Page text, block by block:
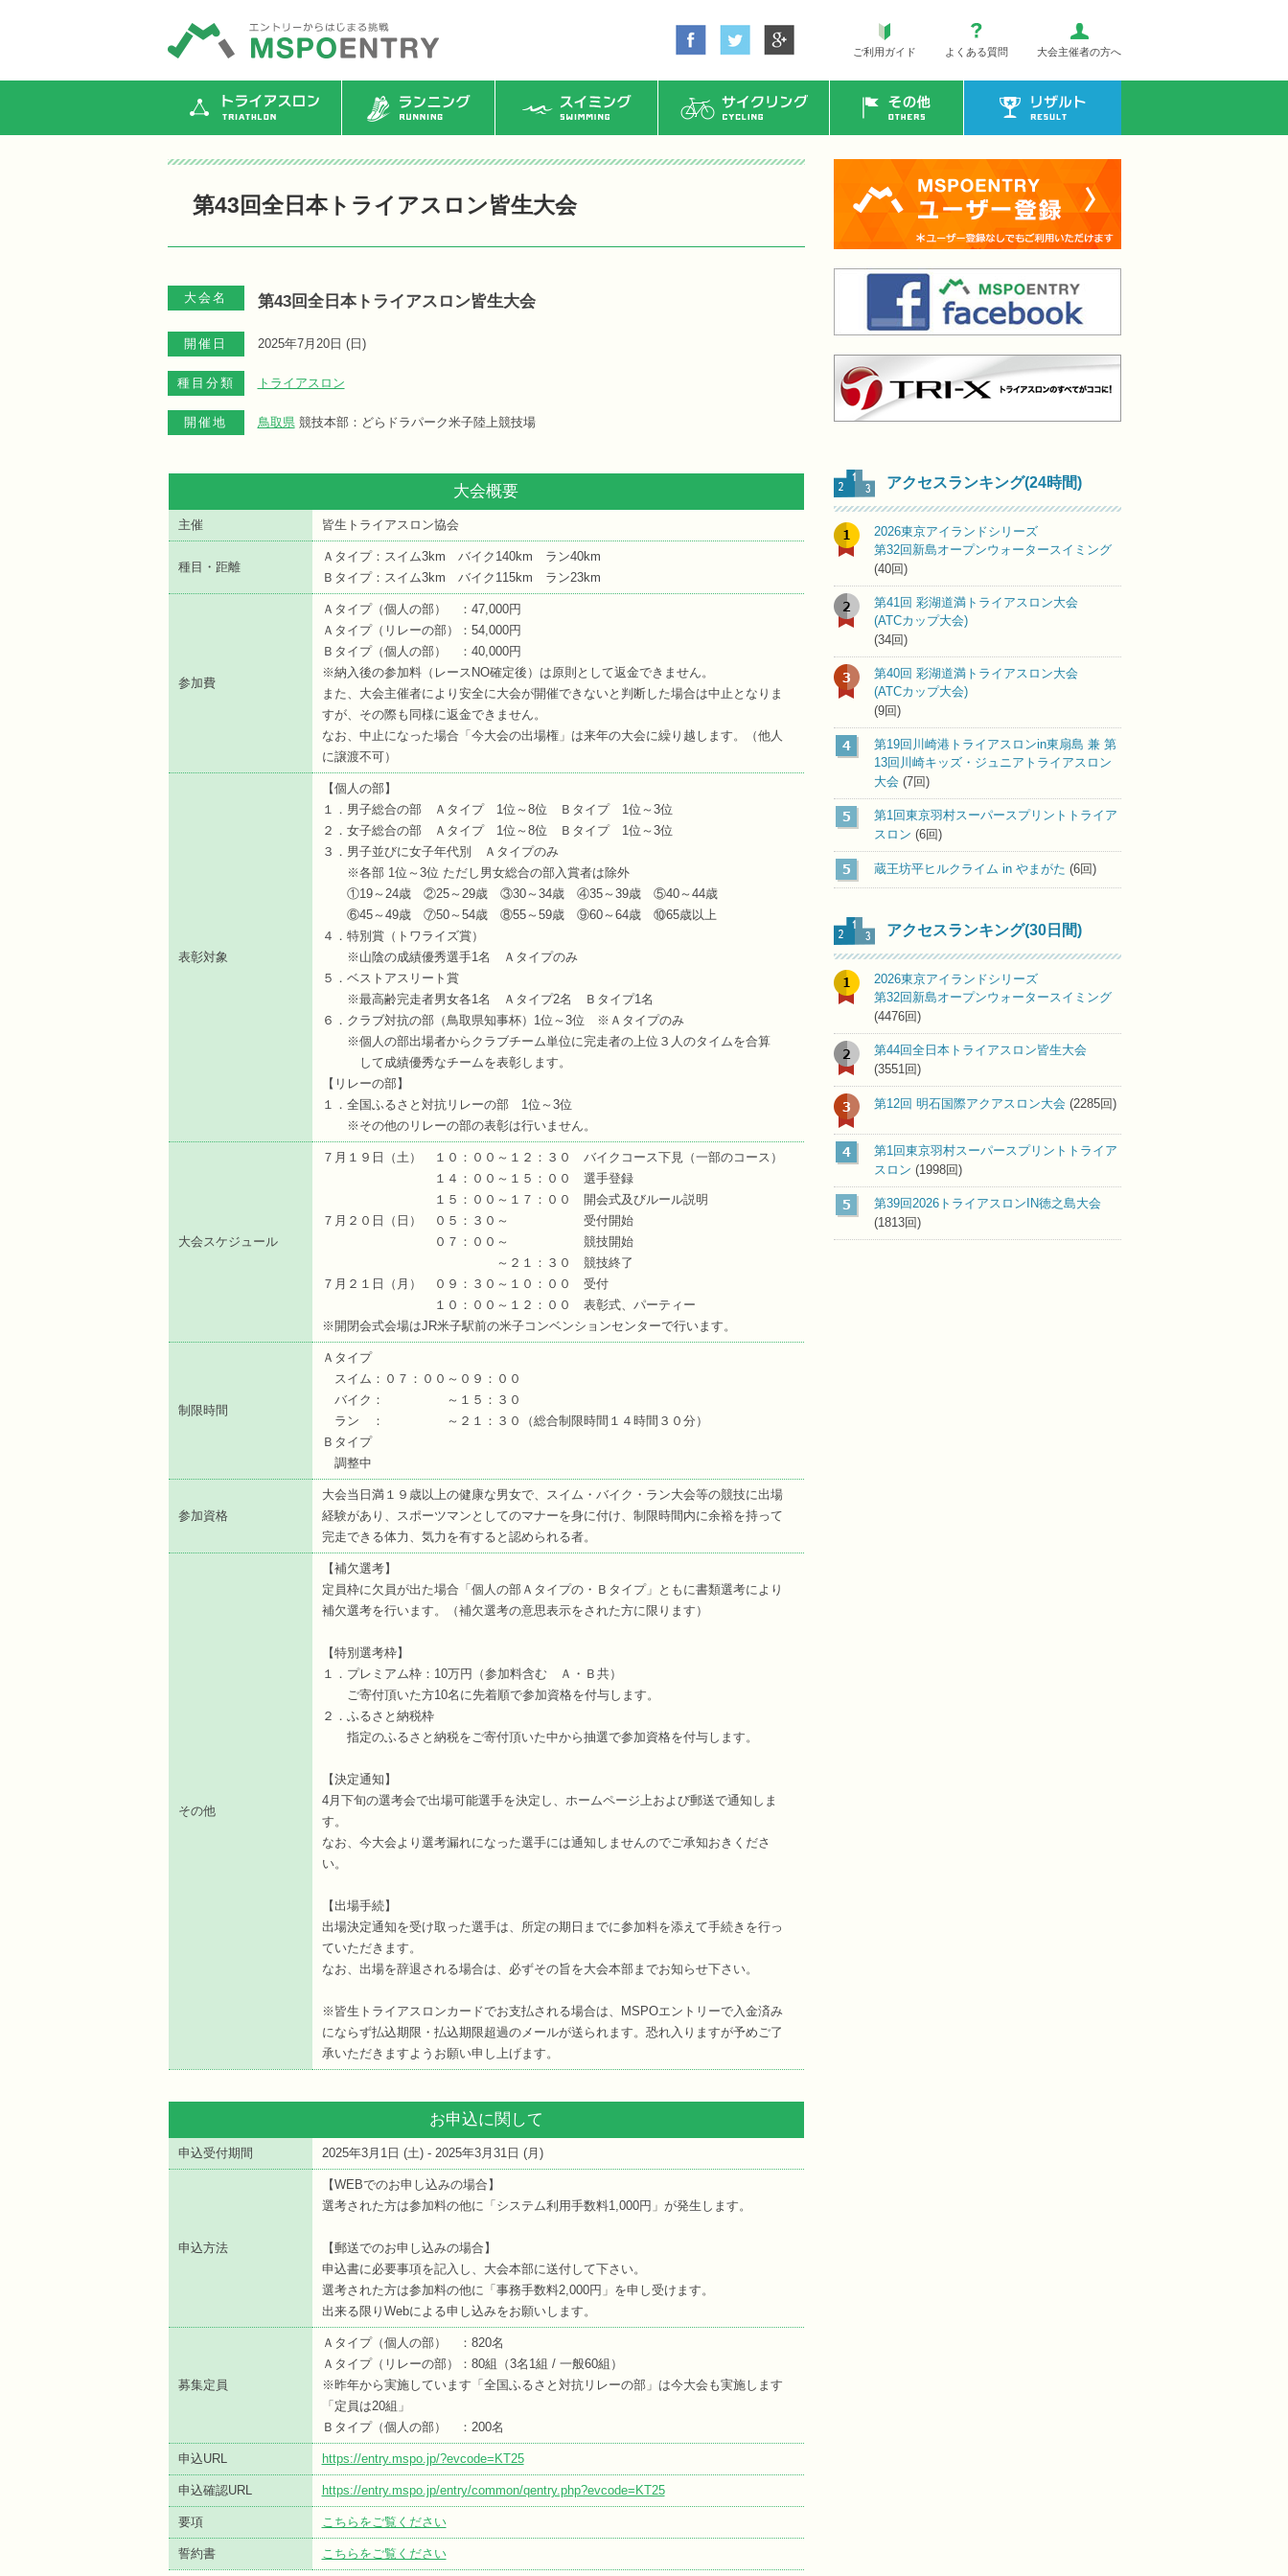
ご利用ガイド よくある質問 大会主催者の方へ
トライアスロン ランニング スイミング サイクリング その他 リザルト
第43回全日本トライアスロン皆生大会
大会名 第43回全日本トライアスロン皆生大会
開催日 2025年7月20日 (日 )
種目分類 トライアスロン
開催地 鳥取県競技本部：どらドラパーク米子陸上競技場
大会概要
主催 皆生トライアスロン協会
種目・距離
Ａタイプ：スイム3km バイク140km ラン40km
Ｂタイプ：スイム3km バイク115km ラン23km
参加費
Ａタイプ（個人の部） ：47,000円
Ａタイプ（リレーの部）：54,000円
Ｂタイプ（個人の部） ：40,000円
※納入後の参加料（レースNO確定後）は原則として返金できません。
また、大会主催者により安全に大会が開催できないと判断した場合は中止となりま
すが、その際も同様に返金できません。
なお、中止になった場合「今大会の出場権」は来年の大会に繰り越します。（他人
に譲渡不可）
表彰対象
【個人の部】
１．男子総合の部 Ａタイプ 1位～8位 Ｂタイプ 1位～3位
２．女子総合の部 Ａタイプ 1位～8位 Ｂタイプ 1位～3位
３．男子並びに女子年代別 Ａタイプのみ
※各部 1位～3位 ただし男女総合の部入賞者は除外
①19～24歳 ②25～29歳 ③30～34歳 ④35～39歳 ⑤40～44歳
⑥45～49歳 ⑦50～54歳 ⑧55～59歳 ⑨60～64歳 ⑩65歳以上
４．特別賞（トワライズ賞）
※山陰の成績優秀選手1名 Ａタイプのみ
５．ベストアスリート賞
※最高齢完走者男女各1名 Ａタイプ2名 Ｂタイプ1名
６．クラブ対抗の部（鳥取県知事杯）1位～3位 ※Ａタイプのみ
※個人の部出場者からクラブチーム単位に完走者の上位３人のタイムを合算
して成績優秀なチームを表彰します。
【リレーの部】
１．全国ふるさと対抗リレーの部 1位～3位
※その他のリレーの部の表彰は行いません。
大会スケジュール
７月１９日（土） １０：００～１２：３０ バイクコース下見（一部のコース）
１４：００～１５：００ 選手登録
１５：００～１７：００ 開会式及びルール説明
７月２０日（日） ０５：３０～ 受付開始
０７：００～ 競技開始
～２１：３０ 競技終了
７月２１日（月） ０９：３０～１０：００ 受付
１０：００～１２：００ 表彰式、パーティー
※開閉会式会場はJR米子駅前の米子コンベンションセンターで行います。
制限時間
Ａタイプ
スイム：０７：００～０９：００
バイク： ～１５：３０
ラン ： ～２１：３０（総合制限時間１４時間３０分）
Ｂタイプ
調整中
参加資格
大会当日満１９歳以上の健康な男女で、スイム・バイク・ラン大会等の競技に出場
経験があり、スポーツマンとしてのマナーを身に付け、制限時間内に余裕を持って
完走できる体力、気力を有すると認められる者。
その他
【補欠選考】
定員枠に欠員が出た場合「個人の部Ａタイプの・Ｂタイプ」ともに書類選考により
補欠選考を行います。（補欠選考の意思表示をされた方に限ります）
【特別選考枠】
１．プレミアム枠：10万円（参加料含む Ａ・Ｂ共）
ご寄付頂いた方10名に先着順で参加資格を付与します。
２．ふるさと納税枠
指定のふるさと納税をご寄付頂いた中から抽選で参加資格を付与します。
【決定通知】
4月下旬の選考会で出場可能選手を決定し、ホームページ上および郵送で通知しま
す。
なお、今大会より選考漏れになった選手には通知しませんのでご承知おきくださ
い。
【出場手続】
出場決定通知を受け取った選手は、所定の期日までに参加料を添えて手続きを行っ
ていただきます。
なお、出場を辞退される場合は、必ずその旨を大会本部までお知らせ下さい。
※皆生トライアスロンカードでお支払される場合は、MSPOエントリーで入金済み
にならず払込期限・払込期限超過のメールが送られます。恐れ入りますが予めご了
承いただきますようお願い申し上げます。
お申込に関して
申込受付期間 2025年3月1日 (土) - 2025年3月31日 (月 )
申込方法
【WEBでのお申し込みの場合】
選考された方は参加料の他に「システム利用手数料1,000円」が発生します。
【郵送でのお申し込みの場合】
申込書に必要事項を記入し、大会本部に送付して下さい。
選考された方は参加料の他に「事務手数料2,000円」を申し受けます。
出来る限りWebによる申し込みをお願いします。
募集定員
Ａタイプ（個人の部） ：820名
Ａタイプ（リレーの部）：80組（3名1組 / 一般60組）
※昨年から実施しています「全国ふるさと対抗リレーの部」は今大会も実施します
「定員は20組」
Ｂタイプ（個人の部） ：200名
申込URL https://entry.mspo.jp/?evcode=KT25
申込確認URL https://entry.mspo.jp/entry/common/qentry.php?evcode=KT25
要項 こちらをご覧ください
誓約書 こちらをご覧ください
アクセスランキング(24時間)
1
2026東京アイランドシリーズ
第32回新島オープンウォータースイミング
(40回)
2
第41回 彩湖道満トライアスロン大会
(ATCカップ大会)
(34回)
3
第40回 彩湖道満トライアスロン大会
(ATCカップ大会)
(9回)
4
第19回川崎港トライアスロンin東扇島 兼 第
13回川崎キッズ・ジュニアトライアスロン
大会 (7回)
5
第1回東京羽村スーパースプリントトライア
スロン (6回)
5 蔵王坊平ヒルクライム in やまがた (6回)
アクセスランキング(30日間)
1
2026東京アイランドシリーズ
第32回新島オープンウォータースイミング
(4476回)
2
第44回全日本トライアスロン皆生大会
(3551回)
3 第12回 明石国際アクアスロン大会 (2285回)
4
第1回東京羽村スーパースプリントトライア
スロン (1998回)
5
第39回2026トライアスロンIN徳之島大会
(1813回)